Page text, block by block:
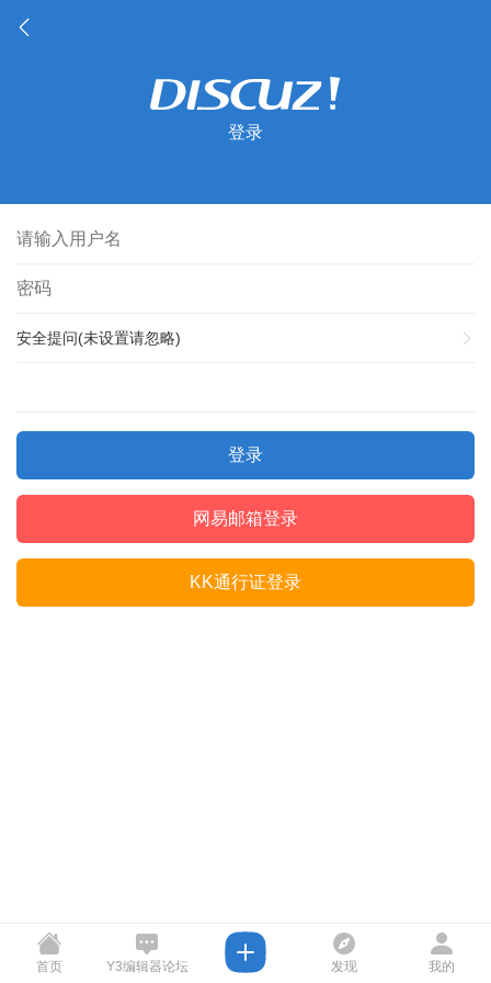
登录
安全提问(未设置请忽略)
登录
网易邮箱登录
KK通行证登录
首页 Y3编辑器论坛 发现 我的